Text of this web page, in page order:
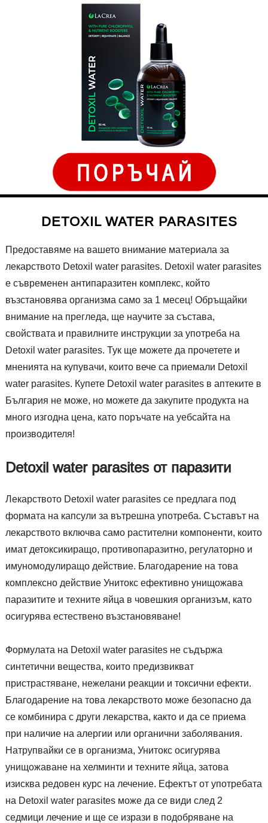
DETOXIL WATER PARASITES
Предоставяме на вашето внимание материала за
лекарството Detoxil water parasites. Detoxil water parasites
е съвременен антипаразитен комплекс, който
възстановява организма само за 1 месец! Обръщайки
внимание на прегледа, ще научите за състава,
свойствата и правилните инструкции за употреба на
Detoxil water parasites. Тук ще можете да прочетете и
мненията на купувачи, които вече са приемали Detoxil
water parasites. Купете Detoxil water parasites в аптеките в
България не може, но можете да закупите продукта на
много изгодна цена, като поръчате на уебсайта на
производителя!
Detoxil water parasites от паразити
Лекарството Detoxil water parasites се предлага под
формата на капсули за вътрешна употреба. Съставът на
лекарството включва само растителни компоненти, които
имат детоксикиращо, противопаразитно, регулаторно и
имуномодулиращо действие. Благодарение на това
комплексно действие Унитокс ефективно унищожава
паразитите и техните яйца в човешкия организъм, като
осигурява естествено възстановяване!
Формулата на Detoxil water parasites не съдържа
синтетични вещества, които предизвикват
пристрастяване, нежелани реакции и токсични ефекти.
Благодарение на това лекарството може безопасно да
се комбинира с други лекарства, както и да се приема
при наличие на алергии или органични заболявания.
Натрупвайки се в организма, Унитокс осигурява
унищожаване на хелминти и техните яйца, затова
изисква редовен курс на лечение. Ефектът от употребата
на Detoxil water parasites може да се види след 2
седмици лечение и ще се изрази в подобряване на